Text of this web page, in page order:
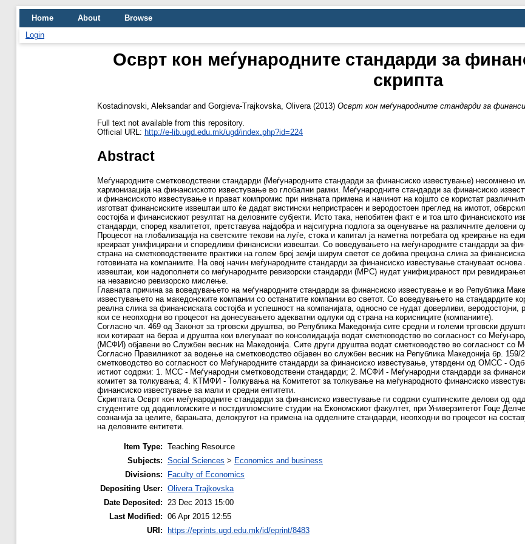
Home About
Browse
Login
Осврт кон меѓународните стандарди за
скрипта
Kostadinovski, Aleksandarand Gorgieva-Trajkovska, Olivera (2013) Осврт кон меѓународните стандарди за
Full text not available from this repository.
Official URL: http://e-lib.ugd.edu.mk/ugd/index.php?id=224
Abstract
Меѓународните сметководствени стандарди (Меѓународните стандарди за финансиско известување) несомнено
хармонизација на финансиското известување во глобални рамки. Меѓународните стандарди за финансиско
и финансиското известување и прават компромис при нивната примена и начинот на којшто се користат
изготват финансиските извештаи што ќе дадат вистински непристрасен и веродостоен преглед на имотот,
состојба и финансискиот резултат на деловните субјекти. Исто така, непобитен факт е и тоа што финансиското
стандарди, според квалитетот, претставува најдобра и најсигурна подлога за оценување на различните деловни
Процесот на глобализација на светските текови на луѓе, стока и капитал ја наметна потребата од креирање на
креираат унифицирани и споредливи финансиски извештаи. Со воведувањето на меѓународните стандарди за
страна на сметководствените практики на голем број земји ширум светот се добива прецизна слика за
готовината на компаниите. На овој начин меѓународните стандарди за финансиско известување стануваат
извештаи, кои надополнети со меѓународните ревизорски стандарди (МРС) нудат унифицираност при
на независно ревизорско мислење.
Главната причина за воведувањето на меѓународните стандарди за финансиско известување и во Република
известувањето на македонските компании со останатите компании во светот. Со воведувањето на стандардите
реална слика за финансиската состојба и успешност на компанијата, односно се нудат доверливи,
кои се неопходни во процесот на донесувањето адекватни одлуки од страна на корисниците (компаниите).
Согласно чл. 469 од Законот за трговски друштва, во Република Македонија сите средни и големи трговски
кои котираат на берза и друштва кои влегуваат во консолидација водат сметководство во согласност со
(МСФИ) објавени во Службен весник на Македонија. Сите други друштва водат сметководство во согласност со
Согласно Правилникот за водење на сметководство објавен во службен весник на Република Македонија бр.
сметководство во согласност со Меѓународните стандарди за финансиско известување, утврдени од ОМСС -
истиот содржи: 1. МСС - Меѓународни сметководствени стандарди; 2. МСФИ - Меѓународни стандарди за
комитет за толкувања; 4. КТМФИ - Толкувања на Комитетот за толкување на меѓународното финансиско
финансиско известување за мали и средни ентитети.
Скриптата Осврт кон меѓународните стандарди за финансиско известување ги содржи суштинските делови
студентите од додипломските и постдипломските студии на Економскиот факултет, при Универзитетот Гоце
сознанија за целите, барањата, делокругот на примена на одделните стандарди, неопходни во процесот на
на деловните ентитети.
Item Type: Teaching Resource
Subjects: Social Sciences > Economics and business
Divisions:
Faculty of Economics
Depositing User: Olivera Trajkovska
Date Deposited:
23 Dec 2013 15:00
Last Modified: 06 Apr 2015 12:55
URI: https://eprints.ugd.edu.mk/id/eprint/8483